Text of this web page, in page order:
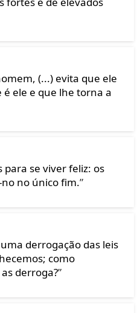
(...) evita que ele
ele e que lhe torna a
se viver feliz: os
no único fim.”
derrogação das leis
como
derroga?”